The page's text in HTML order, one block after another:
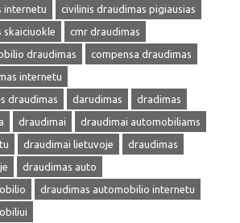
internetu
civilinis draudimas pigiausias
skaiciuokle
cmr draudimas
draudimas
compensa draudimas
internetu
draudimas
darudimas
dradimas
draudimai
draudimai automobiliams
draudimai lietuvoje
draudimas
draudimas auto
draudimas automobilio internetu